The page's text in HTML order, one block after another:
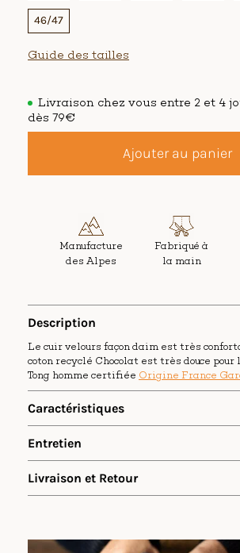
Manufacture
des Alpes
Fabriqué à
la main
46/47
Guide des tailles
Livraison chez vous entre 2 et 4
dès 79€
Ajouter au panier
Description
Le cuir velours façon daim est très
coton recyclé Chocolat est très douce pour
Tong homme certifiée Origine France
Caractéristiques
peut éventuellement dégorger un peu en
humides.
Bride 15mm en coton tressé.
Entretien
Livraison et Retour